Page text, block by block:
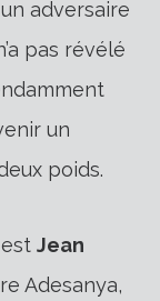
adversaire
pas révélé
un
poids.
Jean
Adesanya,